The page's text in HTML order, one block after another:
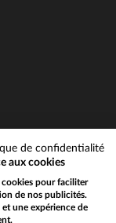
de confidentialité
aux cookies
pour faciliter
de nos publicités.
une expérience de